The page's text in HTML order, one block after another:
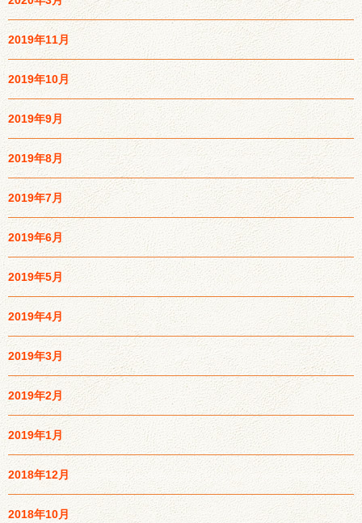
2019年11月
2019年10月
2019年9月
2019年8月
2019年7月
2019年6月
2019年5月
2019年4月
2019年3月
2019年2月
2019年1月
2018年12月
2018年10月